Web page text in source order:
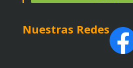
Nuestras Redes